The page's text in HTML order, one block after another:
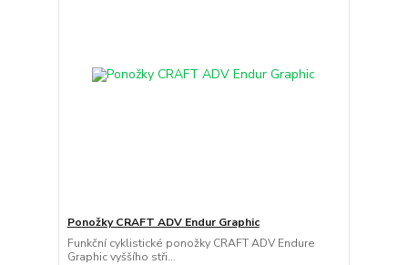
Ponožky CRAFT ADV Endur Graphic
Funkční cyklistické ponožky CRAFT ADV Endure
Graphic vyššího stři...